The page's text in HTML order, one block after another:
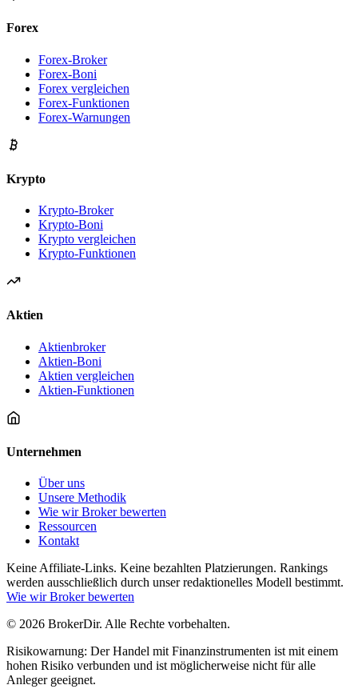
Forex
Forex-Broker
Forex-Boni
Forex vergleichen
Forex-Funktionen
Forex-Warnungen
Krypto
Krypto-Broker
Krypto-Boni
Krypto vergleichen
Krypto-Funktionen
Aktien
Aktienbroker
Aktien-Boni
Aktien vergleichen
Aktien-Funktionen
Unternehmen
Über uns
Unsere Methodik
Wie wir Broker bewerten
Ressourcen
Kontakt
Keine Affiliate-Links. Keine bezahlten Platzierungen. Rankings
werden ausschließlich durch unser redaktionelles Modell bestimmt.
Wie wir Broker bewerten
© 2026 BrokerDir. Alle Rechte vorbehalten.
Risikowarnung: Der Handel mit Finanzinstrumenten ist mit einem
hohen Risiko verbunden und ist möglicherweise nicht für alle
Anleger geeignet.